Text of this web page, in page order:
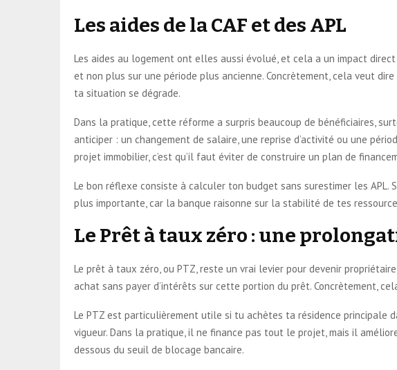
Les aides de la CAF et des APL
Les aides au logement ont elles aussi évolué, et cela a un impact
et non plus sur une période plus ancienne. Concrètement, cela veut
ta situation se dégrade.
Dans la pratique, cette réforme a surpris beaucoup de bénéficiaires,
anticiper : un changement de salaire, une reprise d’activité ou une
projet immobilier, c’est qu’il faut éviter de construire un plan de
Le bon réflexe consiste à calculer ton budget sans surestimer les APL.
plus importante, car la banque raisonne sur la stabilité de tes
Le Prêt à taux zéro : une
Le prêt à taux zéro, ou PTZ, reste un vrai levier pour devenir
achat sans payer d’intérêts sur cette portion du prêt. Concrètement,
Le PTZ est particulièrement utile si tu achètes ta résidence principale
vigueur. Dans la pratique, il ne finance pas tout le projet, mais il
dessous du seuil de blocage bancaire.